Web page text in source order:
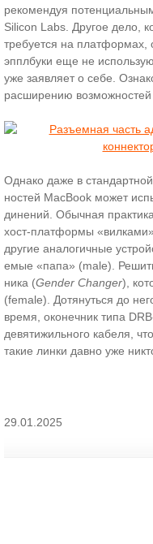
рекомендуя
Silicon Labs. Другое дело,
требуется на
эпплбуки еще не
уже заявляет о себе.
расширению
Однако даже в
но­стей MacBook может
ди­нений. Обычная
хост-платформы
другие аналогичные
е­мые «папа» (male).
ни­ка (Gender Changer),
(female). До­тянуться до
время, око­неч­ник типа
де­вя­ти­жиль­но­го кабеля,
та­кие лин­ки давно уже
29.01.2025